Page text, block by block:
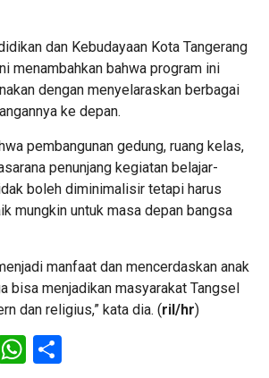
dan Kebudayaan Kota Tangerang
menambahkan bahwa program ini
dengan menyelaraskan berbagai
ke depan.
pembangunan gedung, ruang kelas,
penunjang kegiatan belajar-
boleh diminimalisir tetapi harus
mungkin untuk masa depan bangsa
manfaat dan mencerdaskan anak
bisa menjadikan masyarakat Tangsel
dan religius,” kata dia. (ril/hr)
WhatsApp